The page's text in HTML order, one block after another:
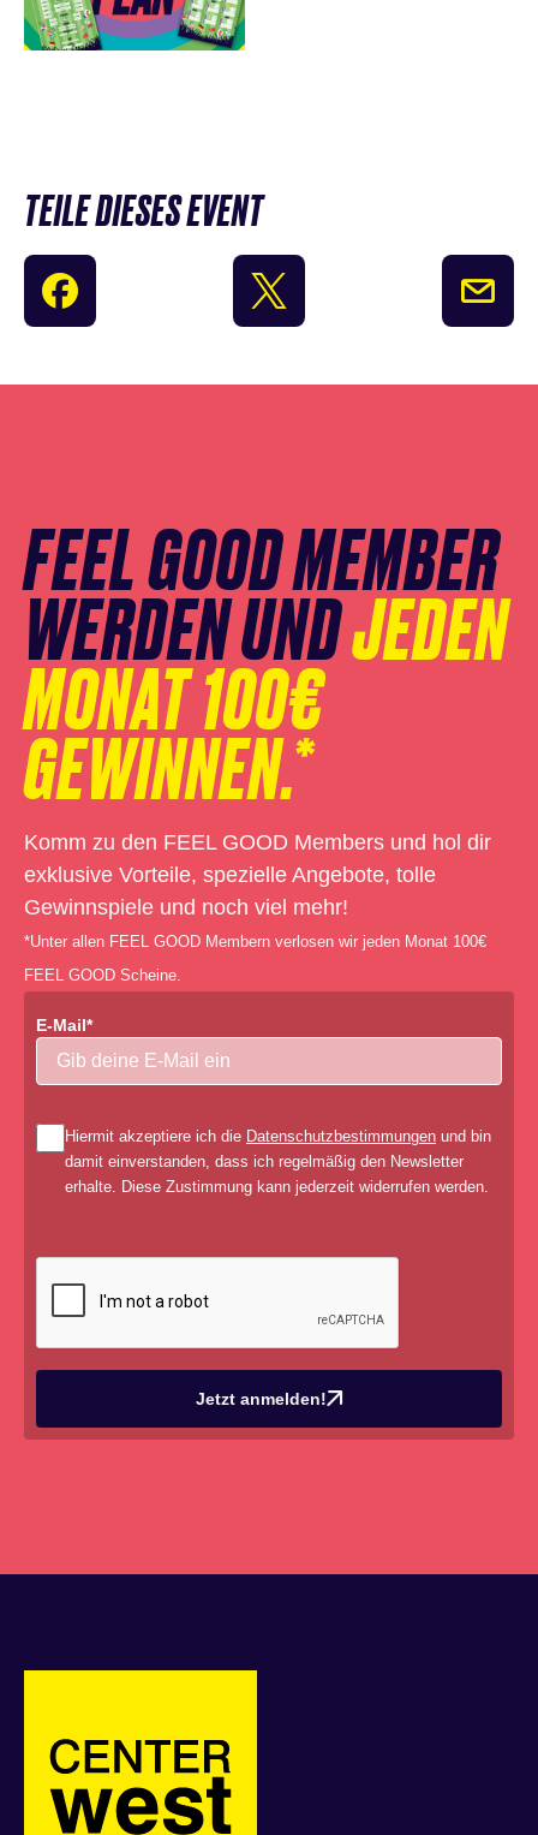
TEILE DIESES EVENT
FEEL GOOD MEMBER
WERDEN UNDJEDEN
MONAT 100€
GEWINNEN.*
Komm zu den FEEL GOOD Members und hol dir
exklusive Vorteile, spezielle Angebote, tolle
Gewinnspiele und noch viel mehr!
*Unter allen FEEL GOOD Membern verlosen wir jeden Monat 100€
FEEL GOOD Scheine.
E-Mail*
Hiermit akzeptiere ich die Datenschutzbestimmungen und bin
damit einverstanden, dass ich regelmäßig den Newsletter
erhalte. Diese Zustimmung kann jederzeit widerrufen werden.
Jetzt anmelden!